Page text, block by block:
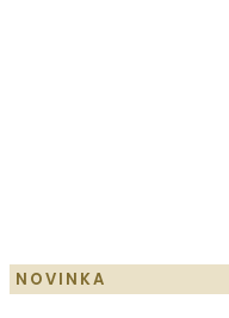
NOVINKA